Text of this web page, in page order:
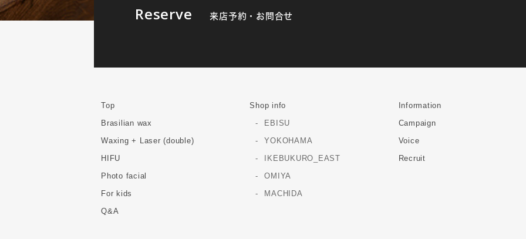
Reserve 来店予約・お問合せ
Top
Brasilian wax
Waxing + Laser (double)
HIFU
Photo facial
For kids
Q&A
Shop info
EBISU
YOKOHAMA
IKEBUKURO_EAST
OMIYA
MACHIDA
Information
Campaign
Voice
Recruit